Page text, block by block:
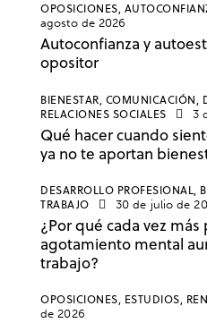
OPOSICIONES,
agosto de 2026
Autoconfianza y
opositor
BIENESTAR, COMUNICACIÓN,
RELACIONES SOCIALES
3
Qué hacer cuando
ya no te aportan
DESARROLLO PROFESIONAL,
TRABAJO
30 de julio de
¿Por qué cada vez
agotamiento mental
trabajo?
OPOSICIONES, ESTUDIOS,
de 2026